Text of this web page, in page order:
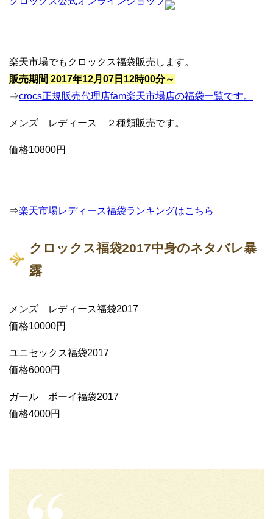
楽天市場でもクロックス福袋販売します。
販売期間 2017年12月07日12時00分～
⇒crocs正規販売代理店fam楽天市場店の福袋一覧です。
メンズ レディース ２種類販売です。
価格10800円
⇒楽天市場レディース福袋ランキングはこちら
クロックス福袋2017中身のネタバレ暴
露
メンズ レディース福袋2017
価格10000円
ユニセックス福袋2017
価格6000円
ガール ボーイ福袋2017
価格4000円